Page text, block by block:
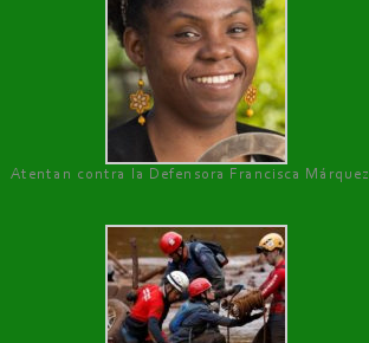
Atentan contra la Defensora Francisca Márquez